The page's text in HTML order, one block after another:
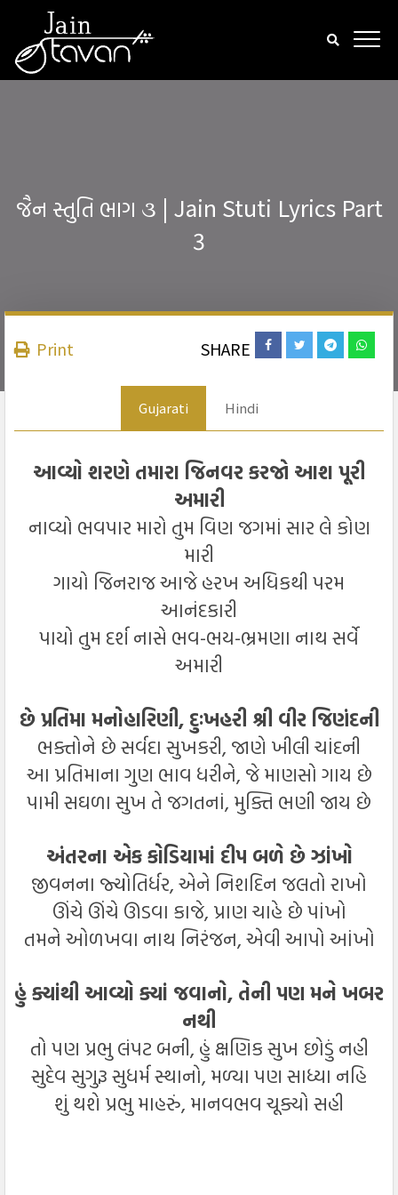
જૈન સ્તુતિ ભાગ ૩ | Jain Stuti Lyrics Part
3
Print SHARE
Gujarati Hindi
આવ્યો શરણે તમારા જિનવર કરજો આશ પૂરી
અમારી
નાવ્યો ભવપાર મારો તુમ વિણ જગમાં સાર લે કોણ
મારી
ગાયો જિનરાજ આજે હરખ અધિકથી પરમ
આનંદકારી
પાયો તુમ દર્શ નાસે ભવ-ભય-ભ્રમણા નાથ સર્વે
અમારી
છે પ્રતિમા મનોહારિણી, દુઃખહરી શ્રી વીર જિણંદની
ભક્તોને છે સર્વદા સુખકરી, જાણે ખીલી ચાંદની
આ પ્રતિમાના ગુણ ભાવ ધરીને, જે માણસો ગાય છે
પામી સઘળા સુખ તે જગતનાં, મુક્તિ ભણી જાય છે
અંતરના એક કોડિયામાં દીપ બળે છે ઝાંખો
જીવનના જ્યોતિર્ધર, એને નિશદિન જલતો રાખો
ઊંચે ઊંચે ઊડવા કાજે, પ્રાણ ચાહે છે પાંખો
તમને ઓળખવા નાથ નિરંજન, એવી આપો આંખો
હું ક્યાંથી આવ્યો ક્યાં જવાનો, તેની પણ મને ખબર
નથી
તો પણ પ્રભુ લંપટ બની, હું ક્ષણિક સુખ છોડું નહી
સુદેવ સુગુરૂ સુધર્મ સ્થાનો, મળ્યા પણ સાધ્યા નહિ
શું થશે પ્રભુ માહરું, માનવભવ ચૂક્યો સહી